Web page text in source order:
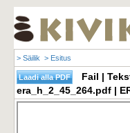
> Säilik > Esitus
Fail |
era_h_2_45_264.pdf |